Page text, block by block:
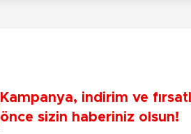
Kampanya, indirim ve
önce sizin haberiniz olsun!